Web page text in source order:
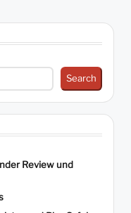
Search
Review und